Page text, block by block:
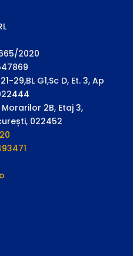
2020
29,BL G1,Sc D, Et. 3, Ap
2B, Etaj 3,
022452